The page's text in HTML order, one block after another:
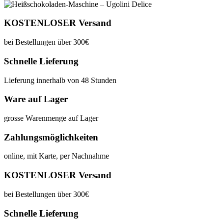
KOSTENLOSER Versand
bei Bestellungen über 300€
Schnelle Lieferung
Lieferung innerhalb von 48 Stunden
Ware auf Lager
grosse Warenmenge auf Lager
Zahlungsmöglichkeiten
online, mit Karte, per Nachnahme
KOSTENLOSER Versand
bei Bestellungen über 300€
Schnelle Lieferung